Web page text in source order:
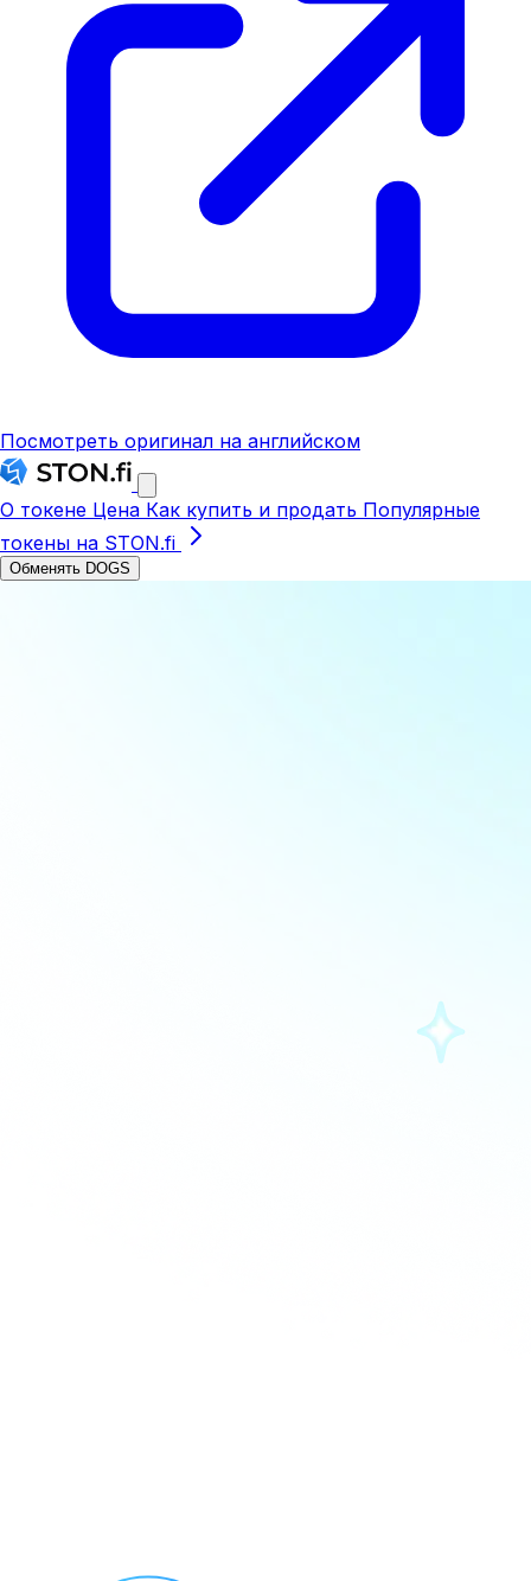
Посмотреть оригинал на английском
О токене Цена Как купить и продать Популярные
токены на STON.fi
Обменять DOGS